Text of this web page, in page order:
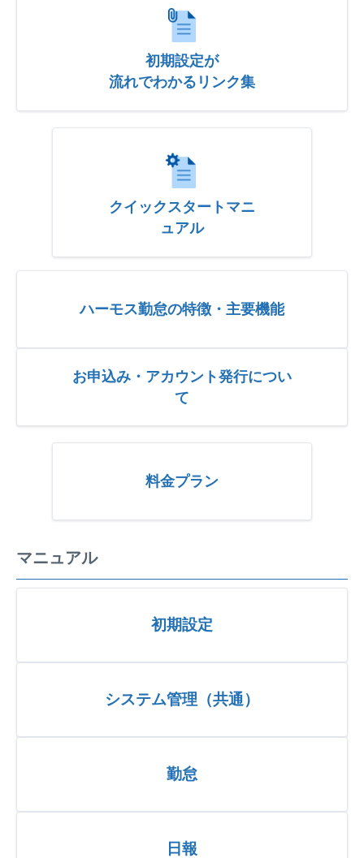
初期設定が
流れでわかるリンク集
クイックスタートマニ
ュアル
ハーモス勤怠の特徴・主要機能
お申込み・アカウント発行につい
て
料金プラン
マニュアル
初期設定
システム管理（共通）
勤怠
日報